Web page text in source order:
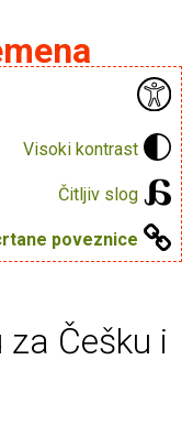
Visoki kontrast
Čitljiv slog
poveznice
Češku i